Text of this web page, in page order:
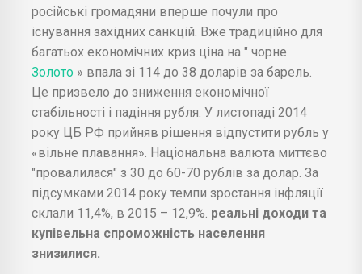
російські громадяни вперше почули про
існування західних санкцій. Вже традиційно для
багатьох економічних криз ціна на " чорне
Золото » впала зі 114 до 38 доларів за барель.
Це призвело до зниження економічної
стабільності і падіння рубля. У листопаді 2014
року ЦБ РФ прийняв рішення відпустити рубль у
«вільне плавання». Національна валюта миттєво
"провалилася" з 30 до 60-70 рублів за долар. За
підсумками 2014 року темпи зростання інфляції
склали 11,4%, в 2015 – 12,9%. реальні доходи та
купівельна спроможність населення
знизилися.